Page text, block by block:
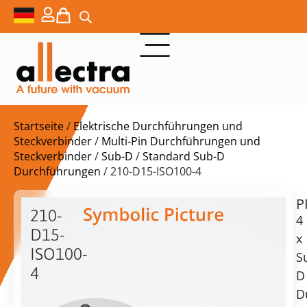
Startseite/ Elektrische Durchführungen und
Steckverbinder/ Multi-Pin Durchführungen und
Steckverbinder/Sub-D /Standard Sub-D
Durchführungen / 210-D15-ISO100-4
210-
D15-
ISO100-
4
$ 1.858,00
4
x
D